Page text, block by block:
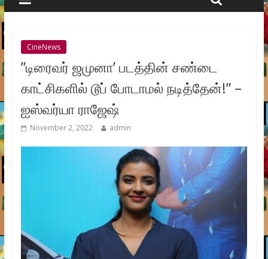
CineNews
”டிரைவர் ஜமுனா’ படத்தின் சண்டை
காட்சிகளில் டூப் போடாமல் நடித்தேன்!” –
ஐஸ்வர்யா ராஜேஷ்
November 2, 2022 admin